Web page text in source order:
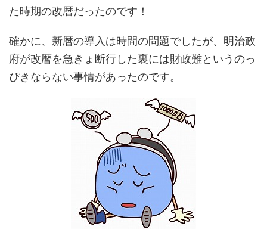
た時期の改暦だったのです！
確かに、新暦の導入は時間の問題でしたが、明治政
府が改暦を急きょ断行した裏には財政難というのっ
ぴきならない事情があったのです。